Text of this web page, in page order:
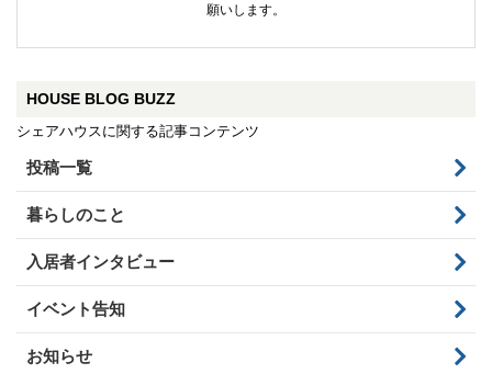
願いします。
HOUSE BLOG BUZZ
シェアハウスに関する記事コンテンツ
投稿一覧
暮らしのこと
入居者インタビュー
イベント告知
お知らせ